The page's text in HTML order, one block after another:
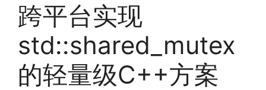
跨平台实现
std::shared_mutex
的轻量级C++方案